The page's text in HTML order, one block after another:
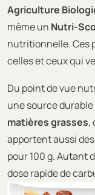
Agriculture
même un Nutri-
nutritionnelle. Ces
celles et ceux qui
Du point de vue
une source
matières grasses,
apportent aussi des
pour 100 g. Autant
dose rapide de